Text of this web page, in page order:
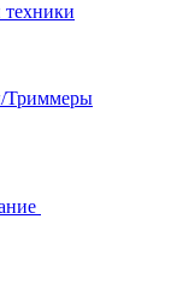
Триммеры